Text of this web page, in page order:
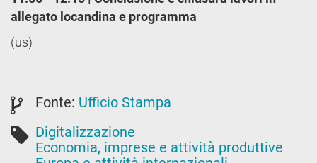
allegato locandina e programma
(us)
Fonte: Ufficio Stampa
Digitalizzazione
Economia, imprese e attività produttive